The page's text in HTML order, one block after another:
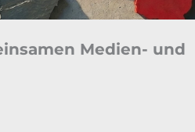
Medien- und